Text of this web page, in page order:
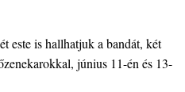
este is hallhatjuk a bandát, két
június 11-én és 13-